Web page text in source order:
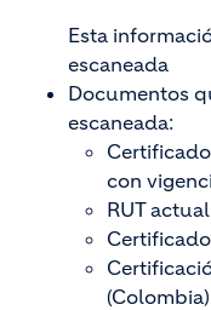
Esta
escaneada
Documentos
escaneada:
con
RUT
(Colombia)